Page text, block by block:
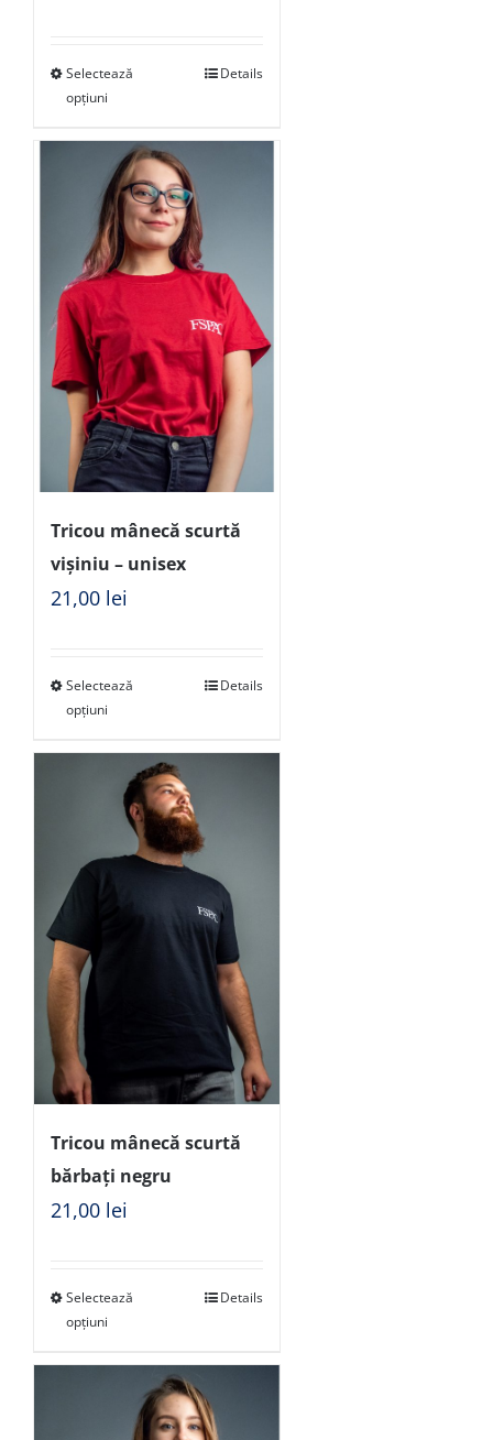
Selectează
opțiuni
Details
Tricou mânecă scurtă
vișiniu – unisex
21,00 lei
Selectează
opțiuni
Details
Tricou mânecă scurtă
bărbați negru
21,00 lei
Selectează
opțiuni
Details